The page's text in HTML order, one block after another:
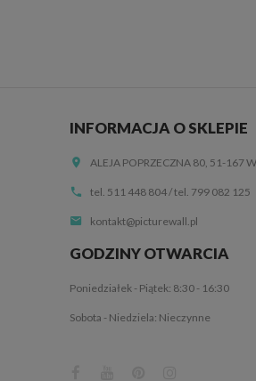
INFORMACJA O SKLEPIE
ALEJA POPRZECZNA 80, 51-167
tel. 511 448 804/tel. 799 082 125
kontakt@picturewall.pl
GODZINY OTWARCIA
Poniedziałek - Piątek: 8:30 - 16:30
Sobota - Niedziela: Nieczynne